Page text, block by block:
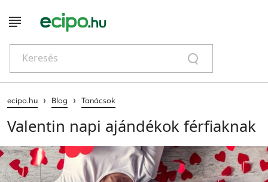
Keresés
ecipo.hu › Blog › Tanácsok
Valentin napi ajándékok férfiaknak